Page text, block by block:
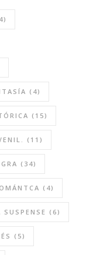
(4)
(15)
(11)
(34)
(4)
SUSPENSE (6)
(5)